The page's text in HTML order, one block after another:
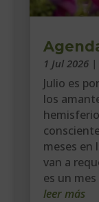
1 Jul 2026|
Julio es
los
meses en
van a
es un
leer más